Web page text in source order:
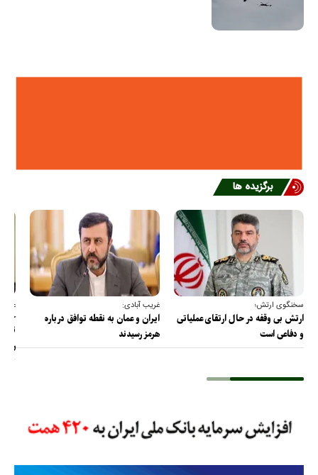
برگزیده ها
سخنگوی ارتش؛
ارتش بی وقفه در حال ارتقای عملیاتی
و دفاعی است
غریب آبادی:
ایران و عمان به نقطه توافق درباره
هرمز رسیدند
عضو
را